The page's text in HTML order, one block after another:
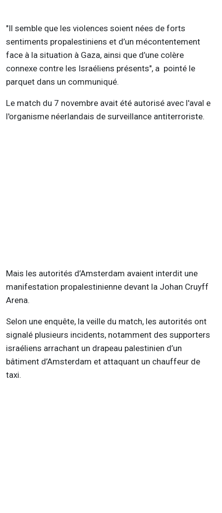
"Il semble que les violences soient nées de forts
sentiments propalestiniens et d’un mécontentement
face à la situation à Gaza, ainsi que d’une colère
connexe contre les Israéliens présents", a pointé le
parquet dans un communiqué.
Le match du 7 novembre avait été autorisé avec l'aval e
l'organisme néerlandais de surveillance antiterroriste.
Mais les autorités d’Amsterdam avaient interdit une
manifestation propalestinienne devant la Johan Cruyff
Arena.
Selon une enquête, la veille du match, les autorités ont
signalé plusieurs incidents, notamment des supporters
israéliens arrachant un drapeau palestinien d’un
bâtiment d’Amsterdam et attaquant un chauffeur de
taxi.